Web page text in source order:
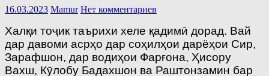
16.03.2023 Mamur Нет комментариев
Халқи тоҷик таърихи хеле қадимӣ дорад. Вай
дар давоми асрҳо дар соҳилҳои дарёҳои Сир,
Зарафшон, дар водиҳои Фарғона, Ҳисору
Вахш, Кӯлобу Бадахшон ва Раштонзамин бар